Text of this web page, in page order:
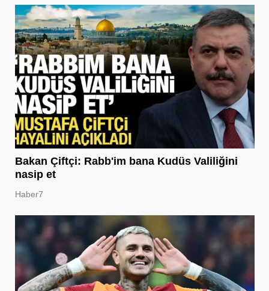
Bakan Çiftçi: Rabb'im bana Kudüs Valiliğini
nasip et
Haber7